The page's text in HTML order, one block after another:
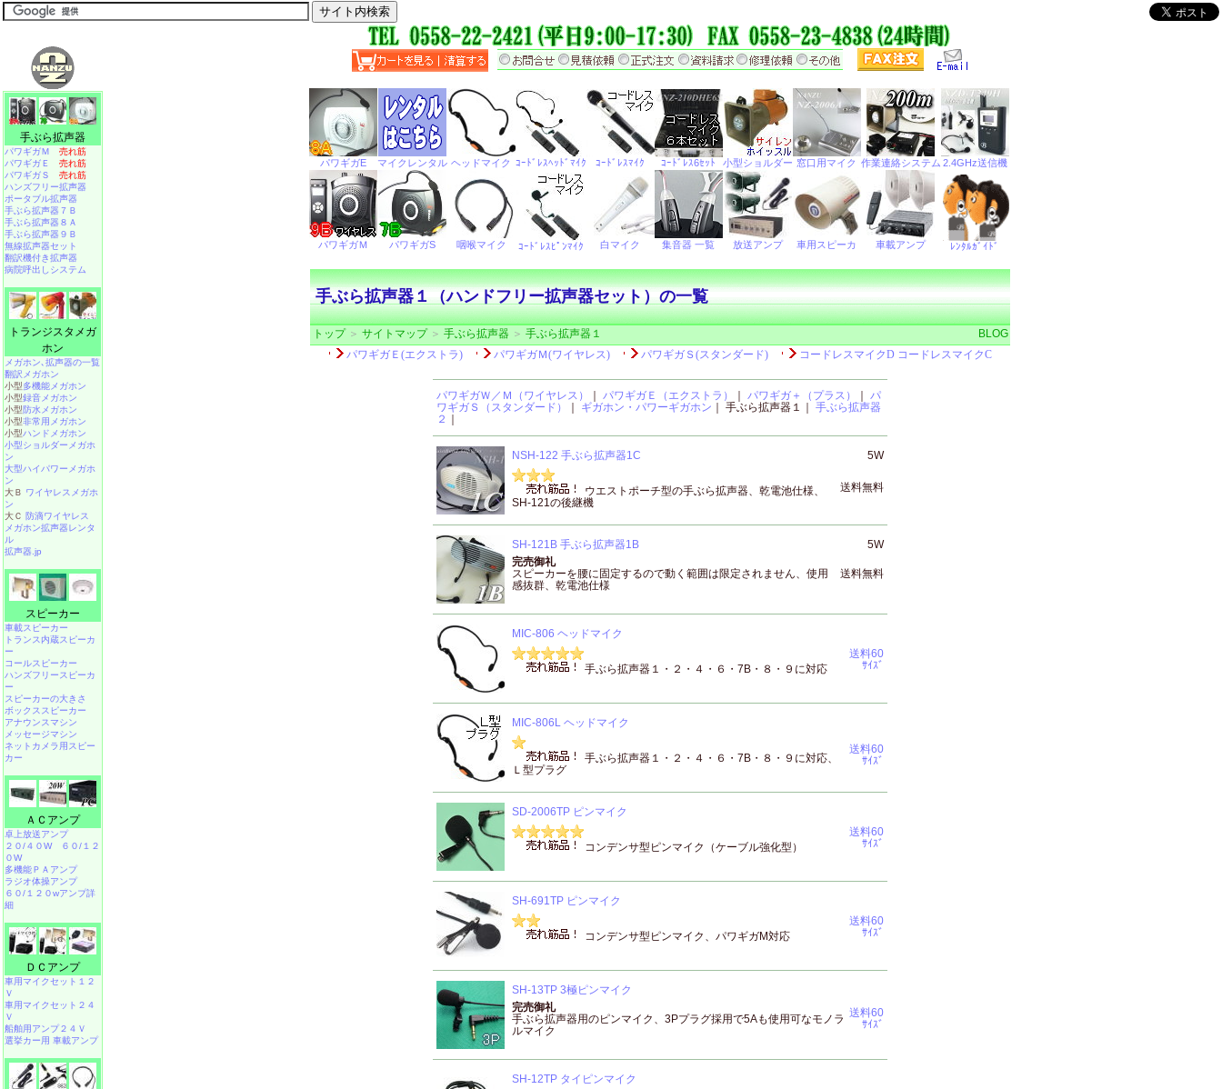
手ぶら拡声器１（ハンドフリー拡声器セット）の一覧
トップ＞ サイトマップ＞ 手ぶら拡声器＞ 手ぶら拡声器１ BLOG
パワギガＷ／Ｍ（ワイヤレス） パワギガＥ（エクストラ） パワギガ＋（プラス）
パ
ワギガＳ（スタンダード）
ギガホン・パワーギガホン ｜ 手ぶら拡声器１｜ 手ぶら拡声器
２
NSH-122 手ぶら拡声器1C 5W
ウエストポーチ型の手ぶら拡声器、乾電池仕様、
SH-121の後継機
送料無料
SH-121B 手ぶら拡声器1B
5W
完売御礼
スピーカーを腰に固定するので動く範囲は限定されません、使用
感抜群、乾電池仕様
送料無料
MIC-806 ヘッドマイク
手ぶら拡声器１・２・４・６・7B・８・９に対応
送料60
ｻｲｽﾞ
MIC-806L ヘッドマイク
手ぶら拡声器１・２・４・６・7B・８・９に対応、
Ｌ型プラグ
送料60
ｻｲｽﾞ
SD-2006TP ピンマイク
コンデンサ型ピンマイク（ケーブル強化型）
送料60
ｻｲｽﾞ
SH-691TP ピンマイク
コンデンサ型ピンマイク、パワギガM対応
送料60
ｻｲｽﾞ
SH-13TP 3極ピンマイク
完売御礼
手ぶら拡声器用のピンマイク、3Pプラグ採用で5Aも使用可なモノラ
ルマイク
送料60
ｻｲｽﾞ
SH-12TP タイピンマイク
手ぶら拡声器
パワギガＭ 売れ筋
パワギガＥ 売れ筋
パワギガＳ 売れ筋
ハンズフリー拡声器
ポータブル拡声器
手ぶら拡声器７Ｂ
手ぶら拡声器８Ａ
手ぶら拡声器９Ｂ
無線拡声器セット
翻訳機付き拡声器
病院呼出しシステム
トランジスタメガ
ホン
メガホン､拡声器の一覧
翻訳メガホン
小型多機能メガホン
小型録音メガホン
小型防水メガホン
小型非常用メガホン
小型ハンドメガホン
小型ショルダーメガホ
ン
大型ハイパワーメガホ
ン
大Ｂ ワイヤレスメガホ
ン
大Ｃ 防滴ワイヤレス
メガホン拡声器レンタ
ル
拡声器.jp
スピーカー
車載スピーカー
トランス内蔵スピーカ
ー
コールスピーカー
ハンズフリースピーカ
ー
スピーカーの大きさ
ボックススピーカー
アナウンスマシン
メッセージマシン
ネットカメラ用スピー
カー
ＡＣアンプ
卓上放送アンプ
２０/４０W
６０/１２
０W
多機能ＰＡアンプ
ラジオ体操アンプ
６０/１２０wアンプ詳
細
ＤＣアンプ
車用マイクセット１２
Ｖ
車用マイクセット２４
Ｖ
船舶用アンプ２４Ｖ
選挙カー用 車載アンプ